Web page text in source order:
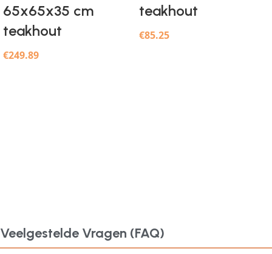
65x65x35 cm
teakhout
€249.89
teakhout
€85.25
Veelgestelde Vragen (FAQ)